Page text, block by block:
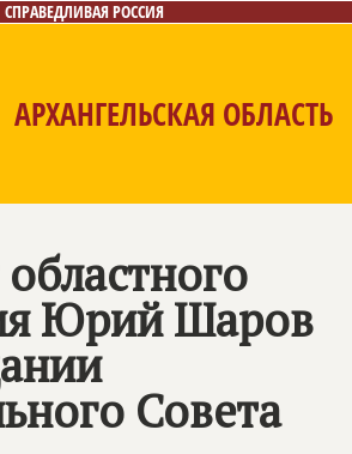
СПРАВЕДЛИВАЯ РОССИЯ
АРХАНГЕЛЬСКАЯ ОБЛАСТЬ
Контакты
Юрий Шаров
Совета